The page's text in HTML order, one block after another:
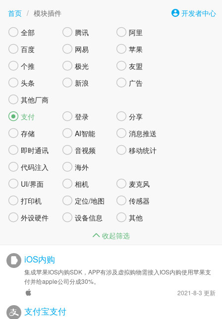
首页 / 模块插件 开发者中心
 全部  腾讯  阿里
 百度  网易  苹果
 个推  极光  友盟
 头条  新浪  广告
 其他厂商
 支付  登录  分享
 存储  AI智能  消息推送
 即时通讯  音视频  移动统计
 代码注入  海外
 UI/界面  相机  麦克风
 打印机  定位/地图  传感器
 外设硬件  设备信息  其他
收起筛选
iOS内购
集成苹果IOS内购SDK，APP有涉及虚拟购物需接入IOS内购使用苹果支
付并给apple公司分成30%。
2021-8-3 更新
支付宝支付